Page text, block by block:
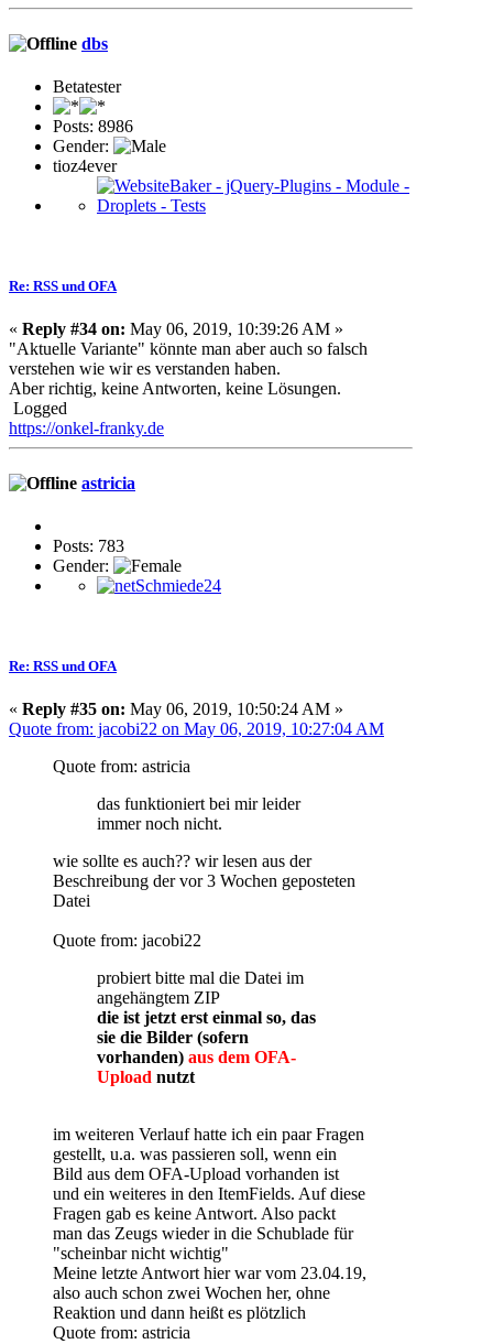
dbs
Betatester
Posts: 8986
Gender:
tioz4ever
Re: RSS und OFA
« Reply #34 on: May 06, 2019, 10:39:26 AM »
"Aktuelle Variante" könnte man aber auch so falsch
verstehen wie wir es verstanden haben.
Aber richtig, keine Antworten, keine Lösungen.
Logged
https://onkel-franky.de
astricia
Posts: 783
Gender:
Re: RSS und OFA
« Reply #35 on: May 06, 2019, 10:50:24 AM »
Quote from: jacobi22 on May 06, 2019, 10:27:04 AM
Quote from: astricia
das funktioniert bei mir leider
immer noch nicht.
wie sollte es auch?? wir lesen aus der
Beschreibung der vor 3 Wochen geposteten
Datei
Quote from: jacobi22
probiert bitte mal die Datei im
angehängtem ZIP
die ist jetzt erst einmal so, das
sie die Bilder (sofern
vorhanden) aus dem OFA-
Upload nutzt
im weiteren Verlauf hatte ich ein paar Fragen
gestellt, u.a. was passieren soll, wenn ein
Bild aus dem OFA-Upload vorhanden ist
und ein weiteres in den ItemFields. Auf diese
Fragen gab es keine Antwort. Also packt
man das Zeugs wieder in die Schublade für
"scheinbar nicht wichtig"
Meine letzte Antwort hier war vom 23.04.19,
also auch schon zwei Wochen her, ohne
Reaktion und dann heißt es plötzlich
Quote from: astricia